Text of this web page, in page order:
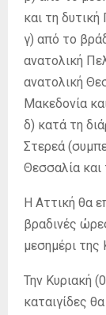
και τη
γ) από το
ανατολική
ανατολική
Μακεδονία
δ) κατά τη
Στερεά
Θεσσαλία και
Η Αττική θα
βραδινές
μεσημέρι της
Την Κυριακή
καταιγίδες